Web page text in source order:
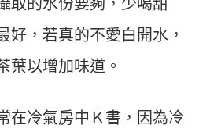
取的水份要夠，少喝甜
好，若真的不愛白開水，
葉以增加味道。
在冷氣房中Ｋ書，因為冷